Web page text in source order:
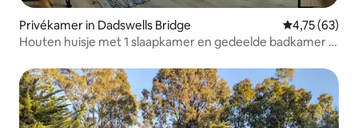
Privékamer in Dadswells Bridge Gemiddelde
4,75 (63)
Houten huisje met 1 slaapkamer en gedeelde badkamer in